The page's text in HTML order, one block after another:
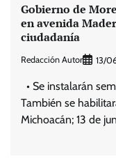
Gobierno de
en avenida
ciudadanía
Redacción Autor 13/
• Se instalarán
También se
Michoacán; 13 de